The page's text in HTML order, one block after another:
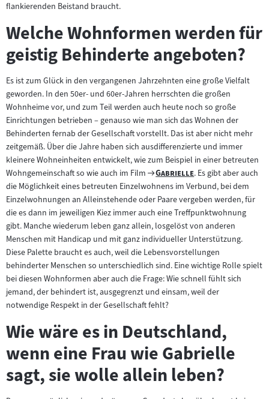
flankierenden Beistand braucht.
Welche Wohnformen werden für
geistig Behinderte angeboten?
Es ist zum Glück in den vergangenen Jahrzehnten eine große Vielfalt
geworden. In den 50er- und 60er-Jahren herrschten die großen
Wohnheime vor, und zum Teil werden auch heute noch so große
Einrichtungen betrieben – genauso wie man sich das Wohnen der
Behinderten fernab der Gesellschaft vorstellt. Das ist aber nicht mehr
zeitgemäß. Über die Jahre haben sich ausdifferenzierte und immer
kleinere Wohneinheiten entwickelt, wie zum Beispiel in einer betreuten
Wohngemeinschaft so wie auch im Film
Zum
Filmarchiv:
"
Gabrielle"
. Es gibt aber auch
die Möglichkeit eines betreuten Einzelwohnens im Verbund, bei dem
Einzelwohnungen an Alleinstehende oder Paare vergeben werden, für
die es dann im jeweiligen Kiez immer auch eine Treffpunktwohnung
gibt. Manche wiederum leben ganz allein, losgelöst von anderen
Menschen mit Handicap und mit ganz individueller Unterstützung.
Diese Palette braucht es auch, weil die Lebensvorstellungen
behinderter Menschen so unterschiedlich sind. Eine wichtige Rolle spielt
bei diesen Wohnformen aber auch die Frage: Wie schnell fühlt sich
jemand, der behindert ist, ausgegrenzt und einsam, weil der
notwendige Respekt in der Gesellschaft fehlt?
Wie wäre es in Deutschland,
wenn eine Frau wie Gabrielle
sagt, sie wolle allein leben?